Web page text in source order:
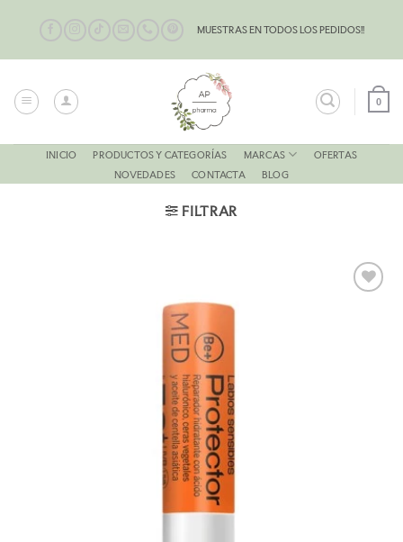
contenido
MUESTRAS EN TODOS LOS PEDIDOS!!
0
INICIO PRODUCTOS Y CATEGORÍAS MARCAS
OFERTAS
NOVEDADES
CONTACTA BLOG
FILTRAR